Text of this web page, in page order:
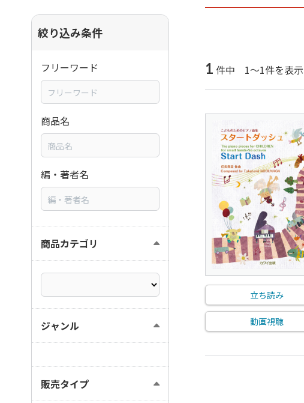
1 件中 1～1件を表示
立ち読み
動画視聴
絞り込み条件
フリーワード
商品名
編・著者名
商品カテゴリ
ジャンル
販売タイプ